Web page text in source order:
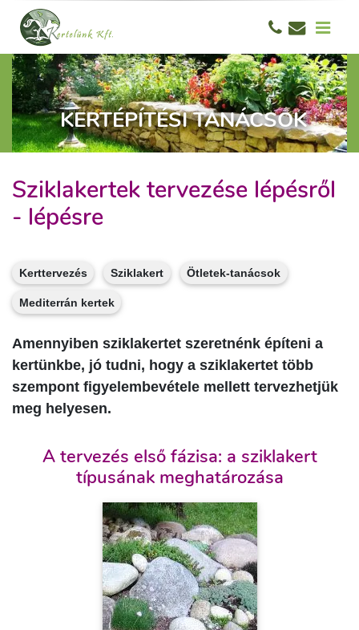
KERTÉPÍTÉSI TANÁCSOK
Sziklakertek tervezése lépésről
- lépésre
Kerttervezés Sziklakert Ötletek-tanácsok
Mediterrán kertek
Amennyiben sziklakertet szeretnénk építeni a
kertünkbe, jó tudni, hogy a sziklakertet több
szempont figyelembevétele mellett tervezhetjük
meg helyesen.
A tervezés első fázisa: a sziklakert
típusának meghatározása